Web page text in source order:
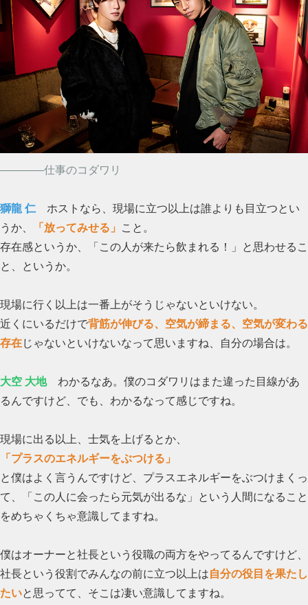
――――仕事のコダワリ
獅龍 仁 ホストなら、現場に立つ以上は誰よりも目立つとい
うか、
「放ってみせる」 こと。
存在感というか、「この人が来たら飲まれる！」と思わせるこ
と、というか。
現場に行く以上は一番上がそうじゃないといけない。
近くにいるだけで背筋が伸びる、空気が締まる、空気が変わる
存在じゃないといけないなって思いますね、自分の場合は。
大空 大地わかるなあ。僕のコダワリはまた違った目線があ
るんですけど、でも、わかるなって感じですね。
現場に出る以上、士気を上げるとか、
「プラスのエネルギーをぶつける」
と僕はよく言うんですけど、プラスエネルギーをぶつけまくっ
て、「この人に会ったら元気が出るな」という人間になること
をめちゃくちゃ意識してますね。
僕はオーナーと社長という役職の両方をやってるんですけど、
社長という役割でみんなの前に立つ以上は自分の役目を果たし
たいと思ってて、そこは凄い意識してますね。